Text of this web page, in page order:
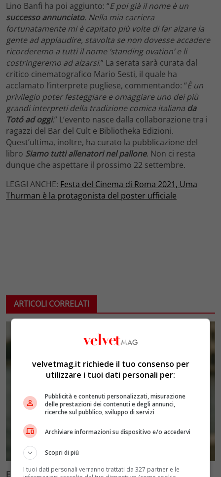
Lino Banfi ha poi aggiunto: “E poi già il nome è un
successo annunciato. Nella mia carriera
fortunatamente mi è capitato più volte di far alzare la
gente ad applaudire, stavolta se non dovesse accadere
ricorderemo a tutti il nome ‘standing ovation’ e li
costringeremo ad alzarsi.” La serata sarà curata dal
critico cinematografico Mario Sesti, il quale ha
acclamato l’interprete pugliese, commentando: “È un
privilegio poter festeggiare e omaggiare uno dei più
grandi interpreti della tradizione comica italiana da
Totó ad oggi.” L’evento nasce dalla collaborazione tra i
ragazzi del Bar del Cult e Bibliotheka Edizioni.
Quest’ultima, inoltre, ha curato la pubblicazione del
libro Siamo tutti allenatori nel pallone. Non ci resta
dunque che aspettare il prossimo 22 settembre.
LEGGI ANCHE: Festa del Cinema di Roma 2021, Uma
Thurman è la protagonista del poster ufficiale
ARTICOLI CORRELATI
Ellen Burstyn riceve il Leone d’Oro alla carriera alla
velvetmag.it richiede il tuo consenso per
utilizzare i tuoi dati personali per:
Pubblicità e contenuti personalizzati, misurazione
delle prestazioni dei contenuti e degli annunci,
ricerche sul pubblico, sviluppo di servizi
Archiviare informazioni su dispositivo e/o accedervi
Scopri di più
I tuoi dati personali verranno trattati da 327 partner e le